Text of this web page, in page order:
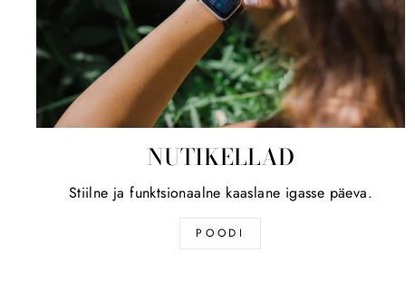
NUTIKELLAD
Stiilne ja funktsionaalne kaaslane igasse päeva.
POODI